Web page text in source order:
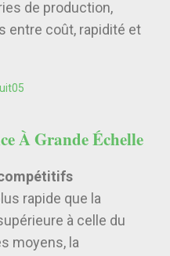
de production,
entre coût, rapidité et
À Grande Échelle
rapide que la
à celle du
moyens, la